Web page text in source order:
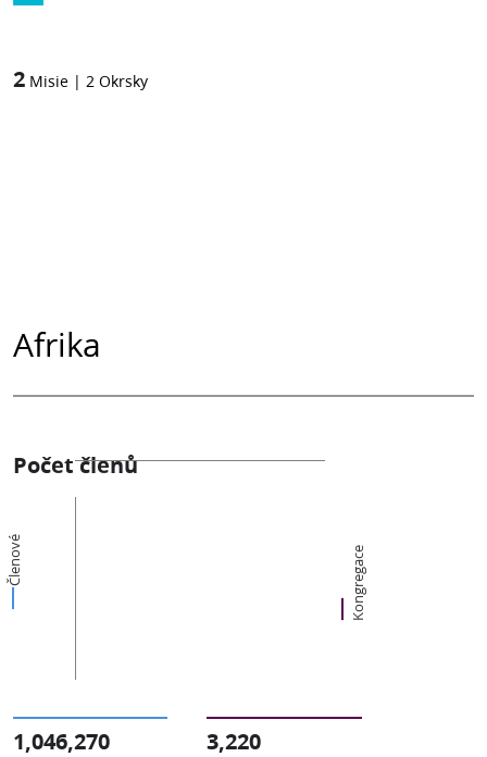
2 Misie | 2 Okrsky
Afrika
Počet členů
Členové Kongregace
1,046,270 3,220